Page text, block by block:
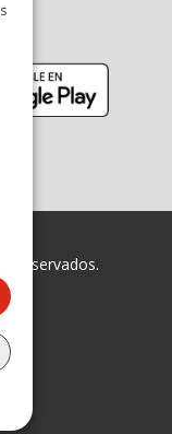
nueva ventana)
(se
reservados.